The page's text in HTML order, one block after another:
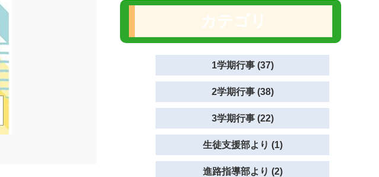
1学期行事 (37)
2学期行事 (38)
3学期行事 (22)
生徒支援部より (1)
進路指導部より (2)